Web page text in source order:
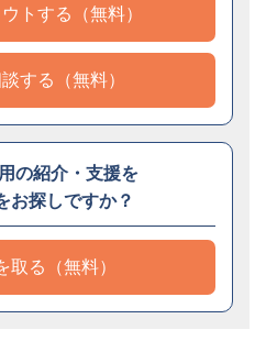
トする（無料）
する（無料）
の紹介・支援を
お探しですか？
取る（無料）